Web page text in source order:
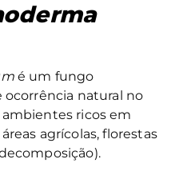
é um fungo
natural no
ricos em
agrícolas, florestas